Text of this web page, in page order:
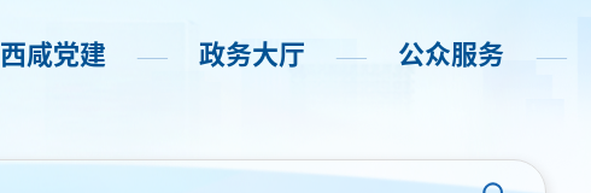
西咸党建 —— 政务大厅 —— 公众服务 ——